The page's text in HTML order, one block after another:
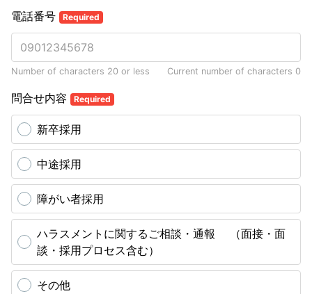
電話番号 Required
Number of characters 20 or less Current number of characters 0
問合せ内容 Required
新卒採用
中途採用
障がい者採用
ハラスメントに関するご相談・通報 （面接・面
談・採用プロセス含む）
その他